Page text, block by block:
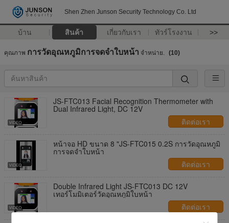
Shen Zhen Junson Security Technology Co. Ltd
บ้าน สินค้า เกี่ยวกับเรา ทัวร์โรงงาน >>
คุณภาพ การวัดอุณหภูมิการจดจำใบหน้า จําหน่าย. (10)
JS-FTC013 Facial Recognition Thermometer with
Dual Infrared Light, DC 12V
ติดต่อเรา
หน้าจอ HD ขนาด 8 "JS-FTC015 0.2S การวัดอุณหภูมิ
การจดจำใบหน้า
ติดต่อเรา
Double Infrared Light JS-FTC013 DC 12V
เทอร์โมมิเตอร์วัดอุณหภูมิใบหน้า
ติดต่อเรา